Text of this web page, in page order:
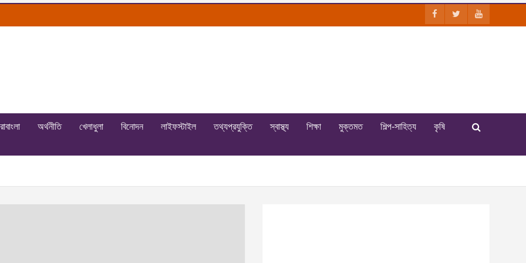
অর্থনীতি খেলাধুলা বিনোদন লাইফস্টাইল তথ্যপ্রযুক্তি স্বাস্থ্য শিক্ষা মুক্তমত শিল্প-সাহিত্য
কৃষি